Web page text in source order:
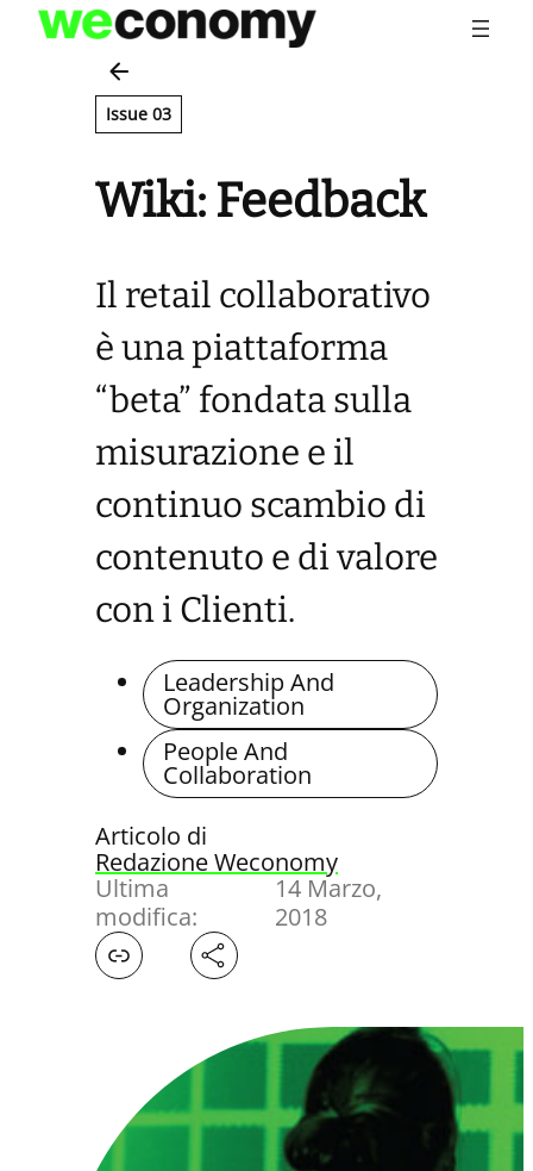
Vai
contenuto
Issue 03
Wiki: Feedback
Il retail collaborativo
è una piattaforma
“beta” fondata sulla
misurazione e il
continuo scambio di
contenuto e di valore
con i Clienti.
Leadership And
Organization
People And
Collaboration
Articolo di
Redazione Weconomy
Ultima
modifica:
14 Marzo,
2018